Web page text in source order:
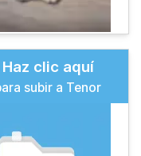
Haz clic aquí
subir a Tenor